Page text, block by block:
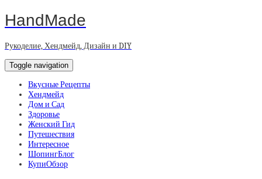
HandMade
Рукоделие, Хендмейд, Дизайн и DIY
Toggle navigation
Вкусные Рецепты
Хендмейд
Дом и Сад
Здоровье
Женский Гид
Путешествия
Интересное
ШопингБлог
КупиОбзор